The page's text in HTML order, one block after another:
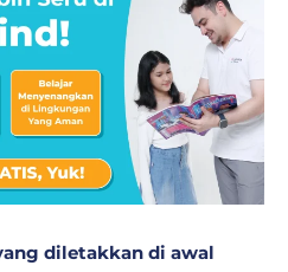
diletakkan di awal